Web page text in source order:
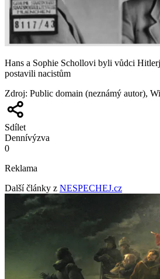
Hans a Sophie Schollovi byli vůdci
postavili nacistům
Zdroj: Public domain (neznámý autor),
Sdílet
Dennívýzva
0
Reklama
Další články z NESPECHEJ.cz